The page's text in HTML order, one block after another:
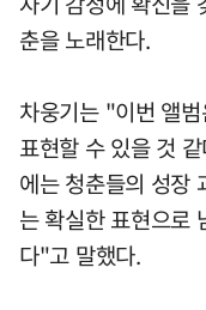
춘을 노래한다.
차웅기는 "이번 앨
표현할 수 있을 것
에는 청춘들의 성장
는 확실한 표현으로
다"고 말했다.